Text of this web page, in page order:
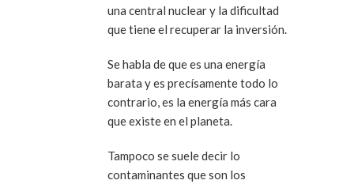
una central nuclear y la dificultad
que tiene el recuperar la inversión.
Se habla de que es una energía
barata y es precísamente todo lo
contrario, es la energía más cara
que existe en el planeta.
Tampoco se suele decir lo
contaminantes que son los